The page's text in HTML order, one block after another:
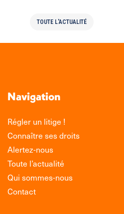
TOUTE L'ACTUALITÉ
Navigation
Régler un litige !
Connaître ses droits
Alertez-nous
Toute l’actualité
Qui sommes-nous
Contact